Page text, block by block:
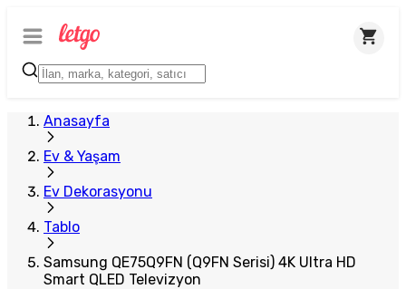
Anasayfa
Ev & Yaşam
Ev Dekorasyonu
Tablo
Samsung QE75Q9FN (Q9FN Serisi) 4K Ultra HD
Smart QLED Televizyon